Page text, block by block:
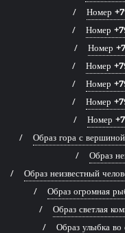
Номер
Номер
Номер
Номер
Номер
Номер
Номер
Образ гора с
Образ
Образ неизвестный
Образ огромная
Образ светлая
Образ улыбка во